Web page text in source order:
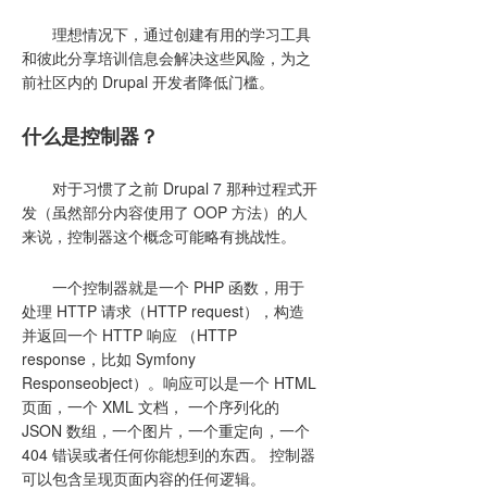
理想情况下，通过创建有用的学习工具
和彼此分享培训信息会解决这些风险，为之
前社区内的 Drupal 开发者降低门槛。
什么是控制器？
对于习惯了之前 Drupal 7 那种过程式开
发（虽然部分内容使用了 OOP 方法）的人
来说，控制器这个概念可能略有挑战性。
一个控制器就是一个 PHP 函数，用于
处理 HTTP 请求（HTTP request），构造
并返回一个 HTTP 响应 （HTTP
response，比如 Symfony
Responseobject）。响应可以是一个 HTML
页面，一个 XML 文档， 一个序列化的
JSON 数组，一个图片，一个重定向，一个
404 错误或者任何你能想到的东西。 控制器
可以包含呈现页面内容的任何逻辑。